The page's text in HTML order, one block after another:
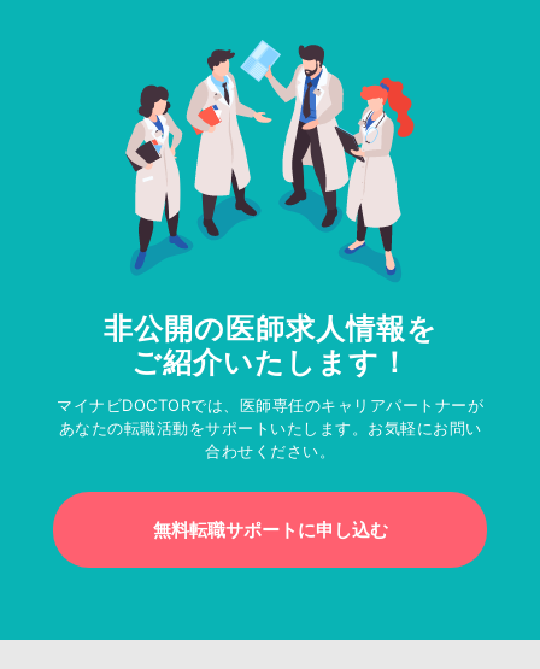
非公開の医師求人情報を
ご紹介いたします！
マイナビDOCTORでは、医師専任のキャリアパートナーが
あなたの転職活動をサポートいたします。お気軽にお問い
合わせください。
無料転職サポートに申し込む